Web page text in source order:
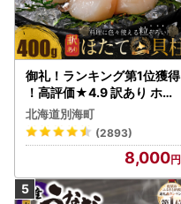
御礼！ランキング第1位獲得
！高評価★4.9 訳あり ホタ
テ 400g（ほたて 帆立 貝柱
冷凍 ）
北海道別海町
(2893)
8,000